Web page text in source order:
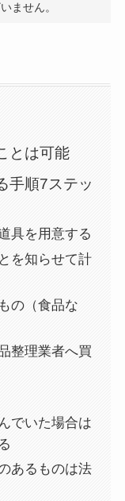
ません。
とは可能
手順7ステッ
具を用意する
を知らせて計
の（食品な
整理業者へ買
でいた場合は
あるものは法